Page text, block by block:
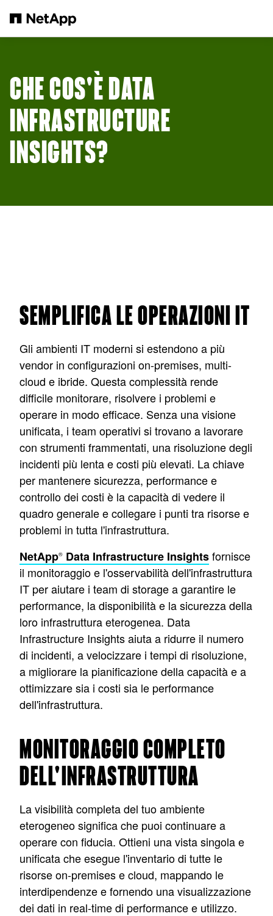
CHE COS'È DATA
INFRASTRUCTURE
INSIGHTS?
SEMPLIFICA LE OPERAZIONI IT
Gli ambienti IT moderni si estendono a più
vendor in configurazioni on-premises, multi-
cloud e ibride. Questa complessità rende
difficile monitorare, risolvere i problemi e
operare in modo efficace. Senza una visione
unificata, i team operativi si trovano a lavorare
con strumenti frammentati, una risoluzione degli
incidenti più lenta e costi più elevati. La chiave
per mantenere sicurezza, performance e
controllo dei costi è la capacità di vedere il
quadro generale e collegare i punti tra risorse e
problemi in tutta l'infrastruttura.
NetApp® Data Infrastructure Insightsfornisce
il monitoraggio e l'osservabilità dell'infrastruttura
IT per aiutare i team di storage a garantire le
performance, la disponibilità e la sicurezza della
loro infrastruttura eterogenea. Data
Infrastructure Insights aiuta a ridurre il numero
di incidenti, a velocizzare i tempi di risoluzione,
a migliorare la pianificazione della capacità e a
ottimizzare sia i costi sia le performance
dell'infrastruttura.
MONITORAGGIO COMPLETO
DELL'INFRASTRUTTURA
La visibilità completa del tuo ambiente
eterogeneo significa che puoi continuare a
operare con fiducia. Ottieni una vista singola e
unificata che esegue l'inventario di tutte le
risorse on-premises e cloud, mappando le
interdipendenze e fornendo una visualizzazione
dei dati in real-time di performance e utilizzo.